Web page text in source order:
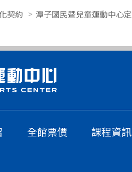
契約 潭子國民暨兒童運動中心
全館票價 課程資訊